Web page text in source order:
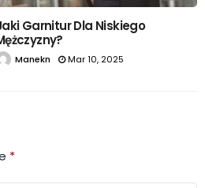
Garnitur Dla Niskiego
Manekn Mar 10, 2025
*